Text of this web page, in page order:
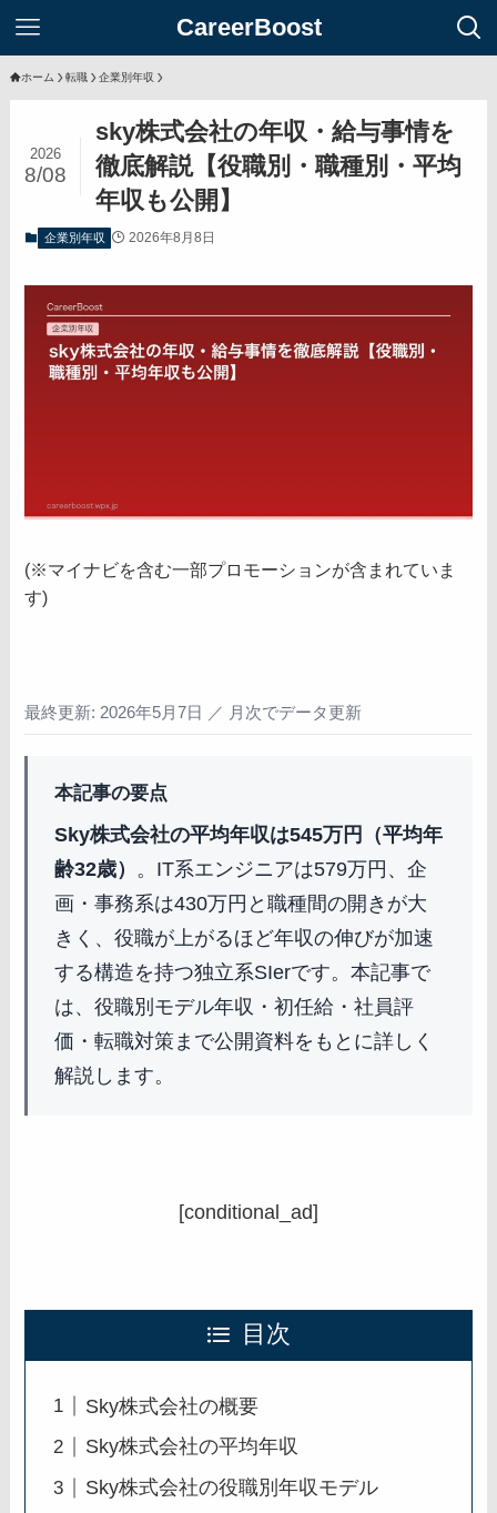
CareerBoost
ホーム 転職 企業別年収
sky株式会社の年収・給与事情を
徹底解説【役職別・職種別・平均
年収も公開】
2026
8/08
企業別年収 2026年8月8日
(※マイナビを含む一部プロモーションが含まれていま
す)
最終更新: 2026年5月7日 ／ 月次でデータ更新
本記事の要点
Sky株式会社の平均年収は545万円（平均年
齢32歳） 。IT系エンジニアは579万円、企
画・事務系は430万円と職種間の開きが大
きく、役職が上がるほど年収の伸びが加速
する構造を持つ独立系SIerです。本記事で
は、役職別モデル年収・初任給・社員評
価・転職対策まで公開資料をもとに詳しく
解説します。
[conditional_ad]
目次
Sky株式会社の概要
Sky株式会社の平均年収
Sky株式会社の役職別年収モデル